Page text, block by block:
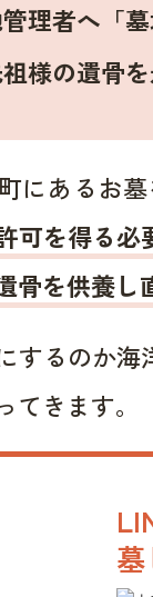
理者へ「
様の遺骨
にあるお墓
可を得る
骨を供養し
するのか
きます。